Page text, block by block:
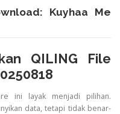
Kuyhaa Me
QILING File
ini layak menjadi pilihan.
data, tetapi tidak benar-